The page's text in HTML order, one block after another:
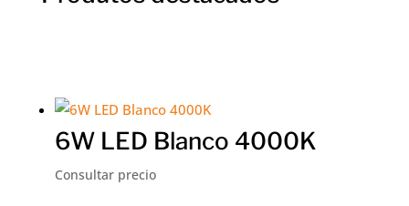
6W LED Blanco 4000K
Consultar precio